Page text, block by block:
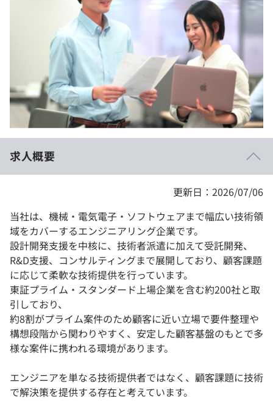
就活成功ガイド
個人向けプラン
法人向けプラン
学校向けプラン
契約内容・クーポン
求人概要
更新日：2026/07/06
当社は、機械・電気電子・ソフトウェアまで幅広い技術領
域をカバーするエンジニアリング企業です。
設計開発支援を中核に、技術者派遣に加えて受託開発、
R&D支援、コンサルティングまで展開しており、顧客課題
に応じて柔軟な技術提供を行っています。
東証プライム・スタンダード上場企業を含む約200社と取
引しており、
約8割がプライム案件のため顧客に近い立場で要件整理や
構想段階から関わりやすく、安定した顧客基盤のもとで多
様な案件に携われる環境があります。
エンジニアを単なる技術提供者ではなく、顧客課題に技術
で解決策を提供する存在と考えています。